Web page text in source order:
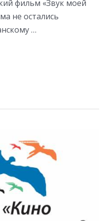
фильм «Звук моей
не остались
…